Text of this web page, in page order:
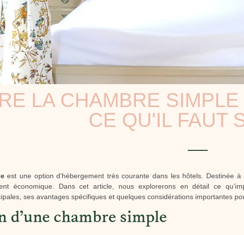
LA CHAMBRE
CE QU'IL FAUT
est une option d’hébergement très courante dans les hôtels. Destinée
économique. Dans cet article, nous explorerons en détail ce
ses avantages spécifiques et quelques considérations importantes
d’une chambre simple